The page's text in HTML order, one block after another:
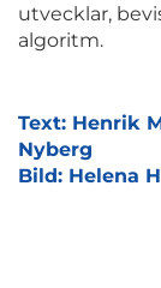
utvecklar,
algoritm.
Text: Henrik
Nyberg
Bild: Helena